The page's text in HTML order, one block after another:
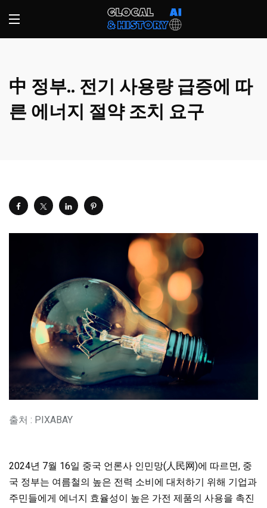
中 정부.. 전기 사용량 급증에 따
른 에너지 절약 조치 요구
출처 : PIXABAY
2024년 7월 16일 중국 언론사 인민망(人民网)에 따르면, 중
국 정부는 여름철의 높은 전력 소비에 대처하기 위해 기업과
주민들에게 에너지 효율성이 높은 가전 제품의 사용을 촉진